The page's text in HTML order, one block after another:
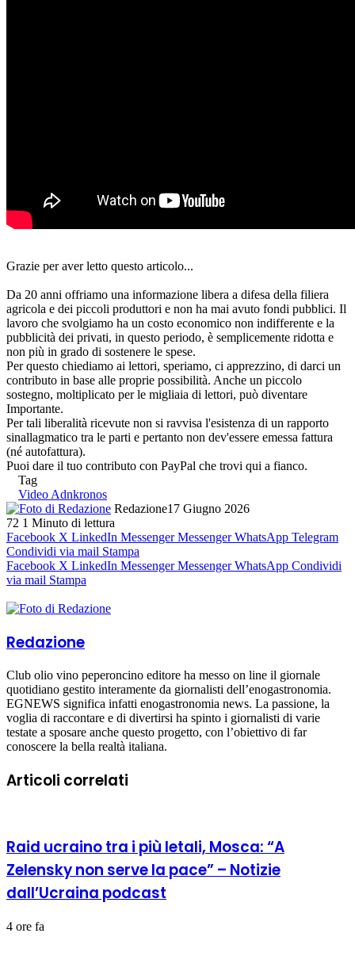
Grazie per aver letto questo articolo...
Da 20 anni offriamo una informazione libera a difesa della filiera
agricola e dei piccoli produttori e non ha mai avuto fondi pubblici. Il
lavoro che svolgiamo ha un costo economico non indifferente e la
pubblicità dei privati, in questo periodo, è semplicemente ridotta e
non più in grado di sostenere le spese.
Per questo chiediamo ai lettori, speriamo, ci apprezzino, di darci un
contributo in base alle proprie possibilità. Anche un piccolo
sostegno, moltiplicato per le migliaia di lettori, può diventare
Importante.
Per tali liberalità ricevute non si ravvisa l'esistenza di un rapporto
sinallagmatico tra le parti e pertanto non dev'essere emessa fattura
(né autofattura).
Puoi dare il tuo contributo con PayPal che trovi qui a fianco.
Tag
Video Adnkronos
Redazione17 Giugno 2026
72 1 Minuto di lettura
Facebook X LinkedIn Messenger Messenger WhatsApp Telegram
Condividi via mail Stampa
Facebook X LinkedIn Messenger Messenger WhatsApp Condividi
via mail Stampa
Redazione
Club olio vino peperoncino editore ha messo on line il giornale
quotidiano gestito interamente da giornalisti dell’enogastronomia.
EGNEWS significa infatti enogastronomia news. La passione, la
voglia di raccontare e di divertirsi ha spinto i giornalisti di varie
testate a sposare anche questo progetto, con l’obiettivo di far
conoscere la bella realtà italiana.
Articoli correlati
Raid ucraino tra i più letali, Mosca: “A
Zelensky non serve la pace” – Notizie
dall’Ucraina podcast
4 ore fa